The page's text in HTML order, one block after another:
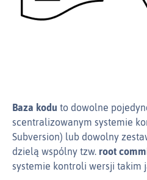
Baza kodu to dowolne
scentralizowanym systemie
Subversion) lub dowolny
dzielą wspólny tzw. root
systemie kontroli wersji takim